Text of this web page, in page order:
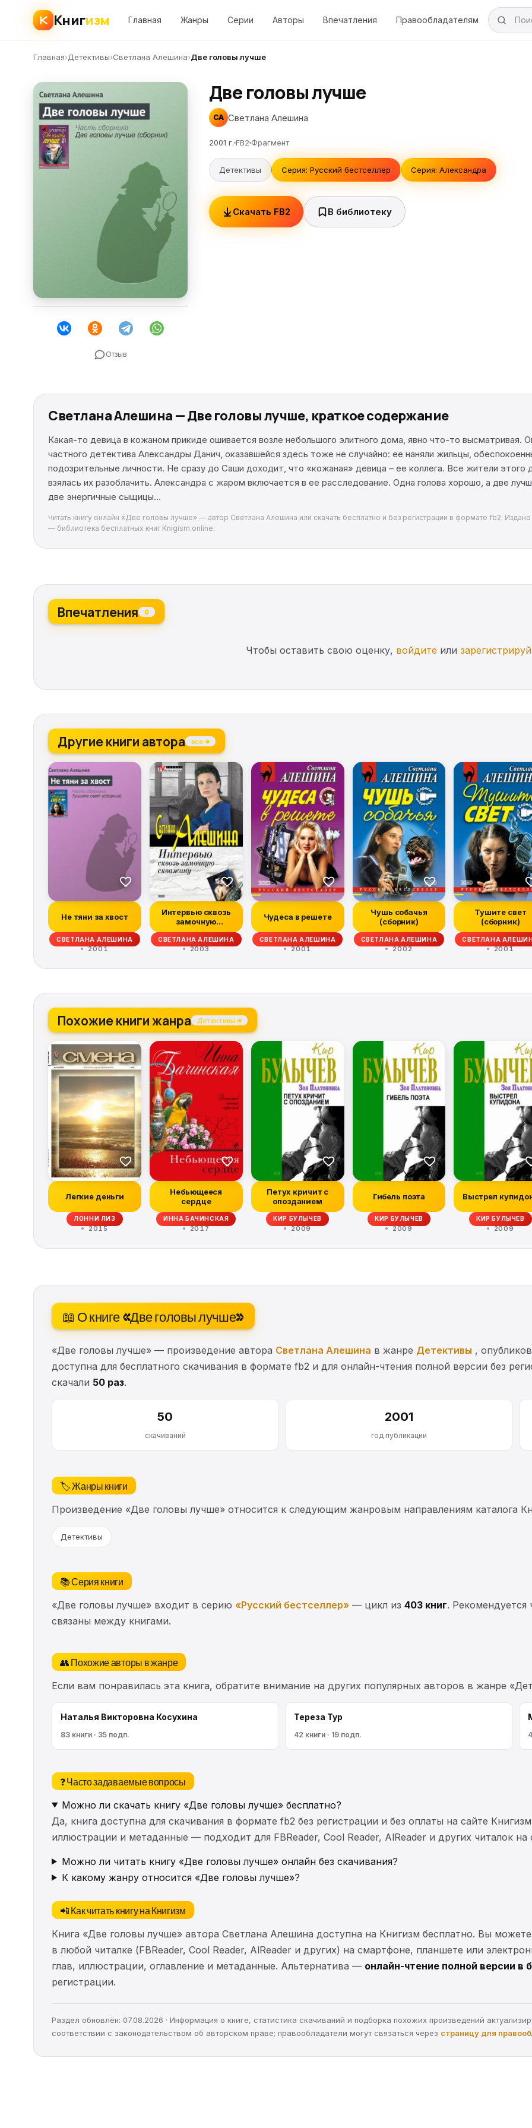
Книгизм Главная Жанры Серии Авторы Впечатления Правообладателям
Главная›Детективы›Светлана Алешина›Две головы лучше
Отзыв
Две головы лучше
СА Светлана Алешина
2001 г. FB2 Фрагмент
Детективы Серия: Русский бестселлер Серия: Александра
Скачать FB2 В библиотеку
Светлана Алешина — Две головы лучше, краткое содержание
Какая-то девица в кожаном прикиде ошивается возле небольшого элитного дома, явно что-то высматривая.
частного детектива Александры Данич, оказавшейся здесь тоже не случайно: ее наняли жильцы,
подозрительные личности. Не сразу до Саши доходит, что «кожаная» девица – ее коллега. Все жители
взялась их разоблачить. Александра с жаром включается в ее расследование. Одна голова хорошо, а две
две энергичные сыщицы…
Читать книгу онлайн «Две головы лучше» — автор Светлана Алешина или скачать бесплатно и без регистрации в формате fb2.
— библиотека бесплатных книг Knigism.online.
Впечатления 0
Чтобы оставить свою оценку, войдите или
Другие книги автора все →
Не тяни за хвост
СВЕТЛАНА АЛЕШИНА
2001
Интервью сквозь
замочную
скважину
СВЕТЛАНА АЛЕШИНА
2003
Чудеса в решете
СВЕТЛАНА АЛЕШИНА
2001
Чушь собачья
(сборник)
СВЕТЛАНА АЛЕШИНА
2002
Тушите свет
(сборник)
СВЕТЛАНА
2001
Похожие книги жанра Детективы →
Легкие деньги
ЛОННИ ЛИЗ
2015
Небьющееся
сердце
ИННА БАЧИНСКАЯ
2017
Петух кричит с
опозданием
КИР БУЛЫЧЕВ
2009
Гибель поэта
КИР БУЛЫЧЕВ
2009
Выстрел
КИР БУЛЫЧЕВ
2009
📖 О книге «Две головы лучше»
«Две головы лучше» — произведение автора Светлана Алешина в жанре Детективы ,
доступна для бесплатного скачивания в формате fb2 и для онлайн-чтения полной версии без
скачали 50 раз.
50
скачиваний
2001
год публикации
🏷️ Жанры книги
Произведение «Две головы лучше» относится к следующим жанровым направлениям каталога
Детективы
📚 Серия книги
«Две головы лучше» входит в серию «Русский бестселлер» — цикл из 403 книг. Рекомендуется
связаны между книгами.
👥 Похожие авторы в жанре
Если вам понравилась эта книга, обратите внимание на других популярных авторов в жанре
Наталья Викторовна Косухина
83 книги · 35 подп.
Тереза Тур
42 книги · 19 подп.
❓ Часто задаваемые вопросы
Можно ли скачать книгу «Две головы лучше» бесплатно?
Да, книга доступна для скачивания в формате fb2 без регистрации и без оплаты на сайте
иллюстрации и метаданные — подходит для FBReader, Cool Reader, AlReader и других читалок
Можно ли читать книгу «Две головы лучше» онлайн без скачивания?
К какому жанру относится «Две головы лучше»?
📲 Как читать книгу на Книгизм
Книга «Две головы лучше» автора Светлана Алешина доступна на Книгизм бесплатно. Вы
в любой читалке (FBReader, Cool Reader, AlReader и других) на смартфоне, планшете или
глав, иллюстрации, оглавление и метаданные. Альтернатива — онлайн-чтение полной версии в
регистрации.
Раздел обновлён: 07.08.2026 · Информация о книге, статистика скачиваний и подборка похожих произведений
соответствии с законодательством об авторском праве; правообладатели могут связаться через страницу для